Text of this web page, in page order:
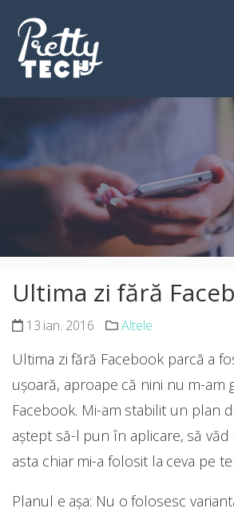
content
Ultima zi fără
13 ian. 2016 Altele
Ultima zi fără Facebook parcă a
ușoară, aproape că nini nu m-am
Facebook. Mi-am stabilit un plan
aștept să-l pun în aplicare, să
asta chiar mi-a folosit la ceva pe
Planul e așa: Nu o folosesc